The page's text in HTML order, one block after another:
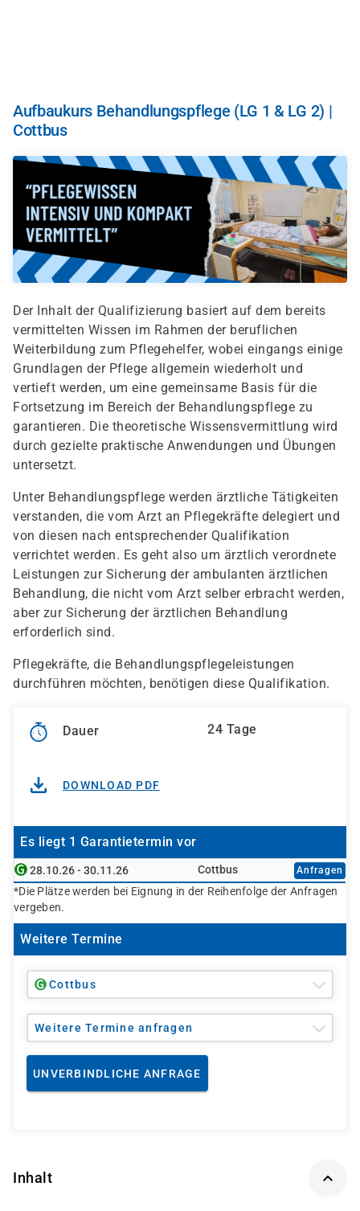
Aufbaukurs Behandlungspflege (LG 1 & LG 2) |
Cottbus
Der Inhalt der Qualifizierung basiert auf dem bereits
vermittelten Wissen im Rahmen der beruflichen
Weiterbildung zum Pflegehelfer, wobei eingangs einige
Grundlagen der Pflege allgemein wiederholt und
vertieft werden, um eine gemeinsame Basis für die
Fortsetzung im Bereich der Behandlungspflege zu
garantieren. Die theoretische Wissensvermittlung wird
durch gezielte praktische Anwendungen und Übungen
untersetzt.
Unter Behandlungspflege werden ärztliche Tätigkeiten
verstanden, die vom Arzt an Pflegekräfte delegiert und
von diesen nach entsprechender Qualifikation
verrichtet werden. Es geht also um ärztlich verordnete
Leistungen zur Sicherung der ambulanten ärztlichen
Behandlung, die nicht vom Arzt selber erbracht werden,
aber zur Sicherung der ärztlichen Behandlung
erforderlich sind.
Pflegekräfte, die Behandlungspflegeleistungen
durchführen möchten, benötigen diese Qualifikation.
Dauer 24 Tage
DOWNLOAD PDF
Es liegt 1 Garantietermin vor
28.10.26 - 30.11.26 Cottbus Anfragen
*Die Plätze werden bei Eignung in der Reihenfolge der Anfragen
vergeben.
Weitere Termine
Cottbus
Weitere Termine anfragen
UNVERBINDLICHE ANFRAGE
Inhalt